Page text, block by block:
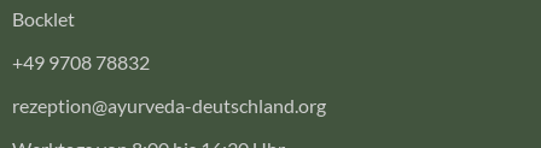
Bocklet
+49 9708 78832
rezeption@ayurveda-deutschland.org